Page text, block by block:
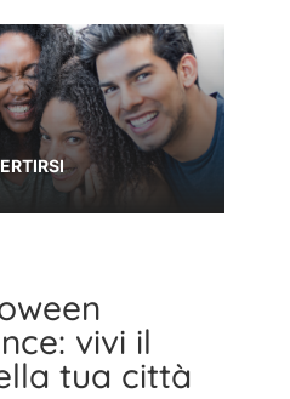
vivi il
tua città